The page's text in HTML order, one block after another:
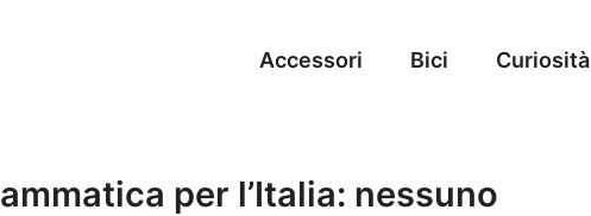
Accessori Bici Curiosità
per l’Italia: nessuno